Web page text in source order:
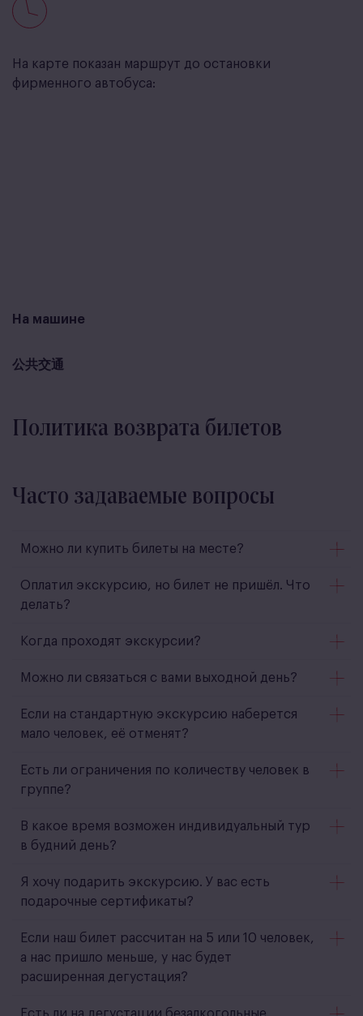
На карте показан маршрут до остановки
фирменного автобуса:
На машине
公共交通
Политика возврата билетов
Часто задаваемые вопросы
Можно ли купить билеты на месте?
Оплатил экскурсию, но билет не пришёл. Что
делать?
Когда проходят экскурсии?
Можно ли связаться с вами выходной день?
Если на стандартную экскурсию наберется
мало человек, её отменят?
Есть ли ограничения по количеству человек в
группе?
В какое время возможен индивидуальный тур
в будний день?
Я хочу подарить экскурсию. У вас есть
подарочные сертификаты?
Если наш билет рассчитан на 5 или 10 человек,
а нас пришло меньше, у нас будет
расширенная дегустация?